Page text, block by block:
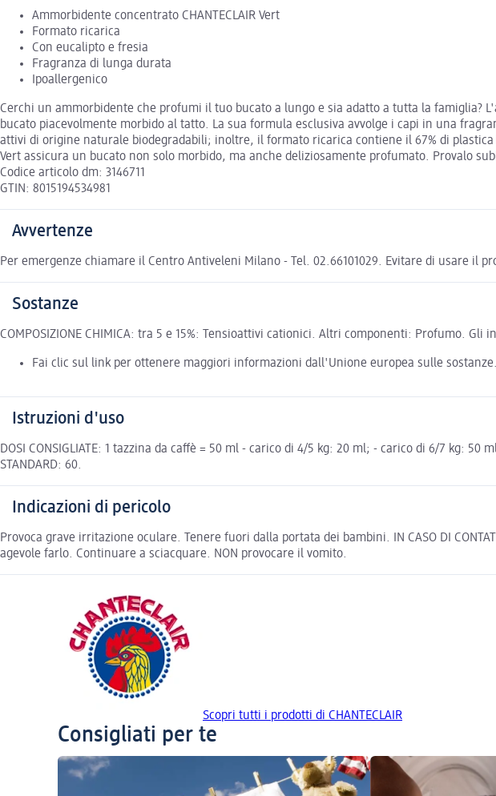
Ammorbidente concentrato CHANTECLAIR Vert
Formato ricarica
Con eucalipto e fresia
Fragranza di lunga durata
Ipoallergenico
Cerchi un ammorbidente che profumi il tuo bucato a lungo e sia adatto a tutta la famiglia?
bucato piacevolmente morbido al tatto. La sua formula esclusiva avvolge i capi in una
attivi di origine naturale biodegradabili; inoltre, il formato ricarica contiene il 67% di
Vert assicura un bucato non solo morbido, ma anche deliziosamente profumato. Provalo
Codice articolo dm: 3146711
GTIN: 8015194534981
Avvertenze
Per emergenze chiamare il Centro Antiveleni Milano - Tel. 02.66101029. Evitare di usare
Sostanze
COMPOSIZIONE CHIMICA: tra 5 e 15%: Tensioattivi cationici. Altri componenti: Profumo.
Fai clic sul link per ottenere maggiori informazioni dall'Unione europea sulle sostanze.
Istruzioni d'uso
DOSI CONSIGLIATE: 1 tazzina da caffè = 50 ml - carico di 4/5 kg: 20 ml; - carico di 6/7 kg: 50
STANDARD: 60.
Indicazioni di pericolo
Provoca grave irritazione oculare. Tenere fuori dalla portata dei bambini. IN CASO DI
agevole farlo. Continuare a sciacquare. NON provocare il vomito.
Scopri tutti i prodotti di CHANTECLAIR
Consigliati per te